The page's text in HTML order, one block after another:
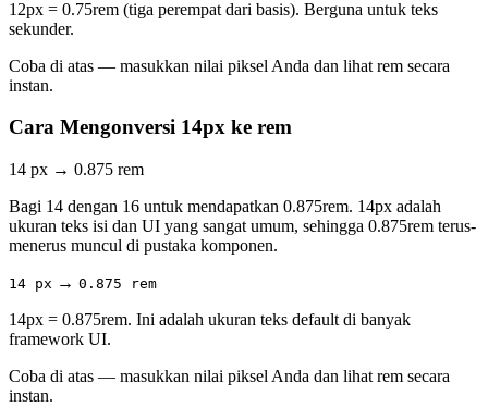
12px = 0.75rem (tiga perempat dari basis). Berguna untuk teks
sekunder.
Coba di atas — masukkan nilai piksel Anda dan lihat rem secara
instan.
Cara Mengonversi 14px ke rem
14 px → 0.875 rem
Bagi 14 dengan 16 untuk mendapatkan 0.875rem. 14px adalah
ukuran teks isi dan UI yang sangat umum, sehingga 0.875rem terus-
menerus muncul di pustaka komponen.
14 px → 0.875 rem
14px = 0.875rem. Ini adalah ukuran teks default di banyak
framework UI.
Coba di atas — masukkan nilai piksel Anda dan lihat rem secara
instan.